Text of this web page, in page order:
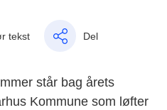
tekst Del
står bag årets
Kommune som løfter